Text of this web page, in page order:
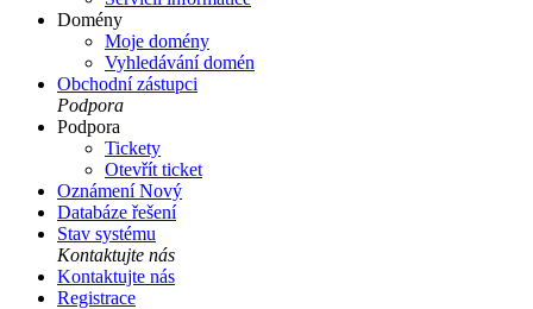
Domény
Moje domény
Vyhledávání domén
Obchodní zástupci
Podpora
Podpora
Tickety
Otevřít ticket
Oznámení Nový
Databáze řešení
Stav systému
Kontaktujte nás
Kontaktujte nás
Registrace